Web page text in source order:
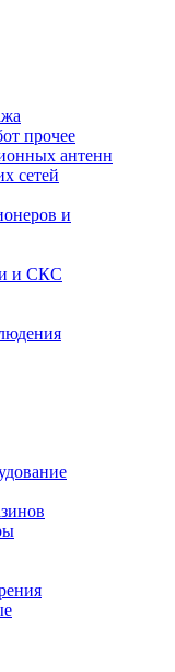
прочее
антенн
сетей
и
и СКС